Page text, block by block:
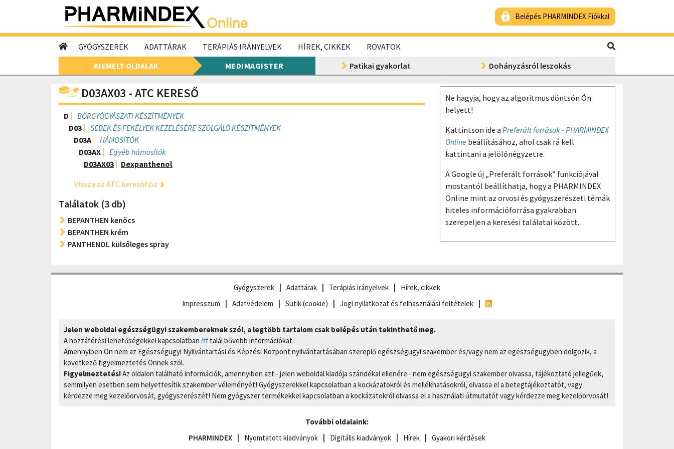
Belépés PHARMINDEX Fiókkal
GYÓGYSZEREK ADATTÁRAK TERÁPIÁS IRÁNYELVEK HÍREK, CIKKEK
ROVATOK
KIEMELT OLDALAK
MEDIMAGISTER Patikai gyakorlat Dohányzásról leszokás
D03AX03 - ATC KERESŐ
D
BŐRGYÓGYÁSZATI KÉSZÍTMÉNYEK
D03
SEBEK ÉS FEKÉLYEK KEZELÉSÉRE SZOLGÁLÓ KÉSZÍTMÉNYEK
D03A
HÁMOSÍTÓK
D03AX
Egyéb hámosítók
D03AX03
Dexpanthenol
Vissza az ATC keresőhöz
Találatok (3 db)
BEPANTHEN kenőcs
BEPANTHEN krém
PANTHENOL külsőleges spray
Ne hagyja, hogy az algoritmus döntsön Ön
helyett!
Kattintson ide a Preferált források - PHARMINDEX
Online beállításához, ahol csak rá kell
kattintani a jelölőnégyzetre.
A Google új „Preferált források” funkciójával
mostantól beállíthatja, hogy a PHARMINDEX
Online mint az orvosi és gyógyszerészeti témák
hiteles információforrása gyakrabban
szerepeljen a keresési találatai között.
Gyógyszerek Adattárak Terápiás irányelvek
Hírek, cikkek
Impresszum
Adatvédelem Sütik (cookie) Jogi nyilatkozat és felhasználási feltételek
Jelen weboldal egészségügyi szakembereknek szól, a legtöbb tartalom csak belépés után tekinthető meg.
A hozzáférési lehetőségekkel kapcsolatban itt talál bővebb információkat.
Amennyiben Ön nem az Egészségügyi Nyilvántartási és Képzési Központ nyilvántartásában szereplő egészségügyi szakember és/vagy nem az egészségügyben dolgozik, a
következő figyelmeztetés Önnek szól.
Figyelmeztetés!Az oldalon található információk, amennyiben azt - jelen weboldal kiadója szándékai ellenére - nem egészségügyi szakember olvassa, tájékoztató jellegűek,
semmilyen esetben sem helyettesítik szakember véleményét! Gyógyszerekkel kapcsolatban a kockázatokról és mellékhatásokról, olvassa el a betegtájékoztatót, vagy
kérdezze meg kezelőorvosát, gyógyszerészét! Nem gyógyszer termékekkel kapcsolatban a kockázatokról olvassa el a használati útmutatót vagy kérdezze meg kezelőorvosát!
További oldalaink:
PHARMINDEX
Nyomtatott kiadványok Digitális kiadványok Hírek Gyakori kérdések